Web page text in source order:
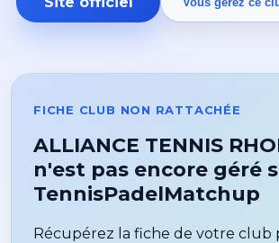
FICHE CLUB NON RATTACHÉE
ALLIANCE TENNIS
n'est pas encore géré
TennisPadelMatchup
Récupérez la fiche de votre